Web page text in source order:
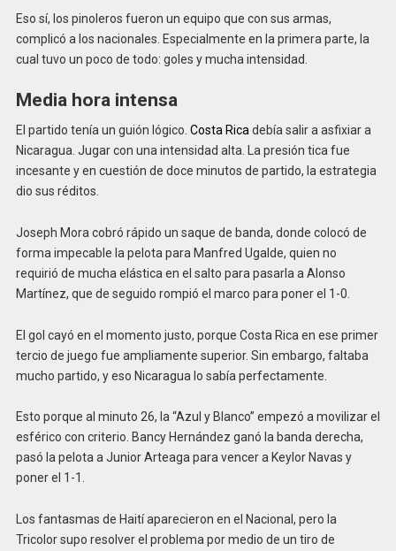
Eso sí, los pinoleros fueron un equipo que con sus armas,
complicó a los nacionales. Especialmente en la primera parte, la
cual tuvo un poco de todo: goles y mucha intensidad.
Media hora intensa
El partido tenía un guión lógico. Costa Rica debía salir a asfixiar a
Nicaragua. Jugar con una intensidad alta. La presión tica fue
incesante y en cuestión de doce minutos de partido, la estrategia
dio sus réditos.
Joseph Mora cobró rápido un saque de banda, donde colocó de
forma impecable la pelota para Manfred Ugalde, quien no
requirió de mucha elástica en el salto para pasarla a Alonso
Martínez, que de seguido rompió el marco para poner el 1-0.
El gol cayó en el momento justo, porque Costa Rica en ese primer
tercio de juego fue ampliamente superior. Sin embargo, faltaba
mucho partido, y eso Nicaragua lo sabía perfectamente.
Esto porque al minuto 26, la “Azul y Blanco” empezó a movilizar el
esférico con criterio. Bancy Hernández ganó la banda derecha,
pasó la pelota a Junior Arteaga para vencer a Keylor Navas y
poner el 1-1.
Los fantasmas de Haití aparecieron en el Nacional, pero la
Tricolor supo resolver el problema por medio de un tiro de